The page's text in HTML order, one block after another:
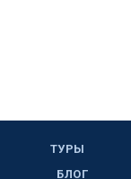
ТУРЫ
БЛОГ